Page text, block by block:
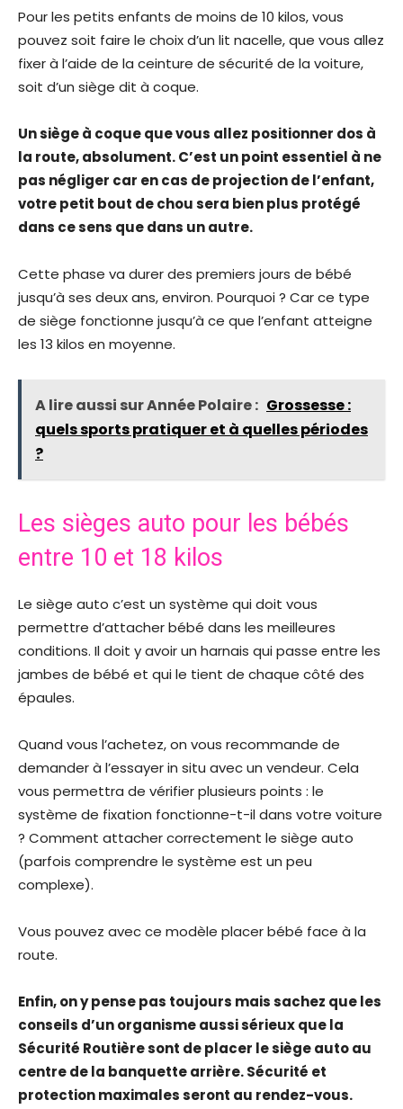
Pour les petits enfants de moins de 10 kilos, vous
pouvez soit faire le choix d’un lit nacelle, que vous allez
fixer à l’aide de la ceinture de sécurité de la voiture,
soit d’un siège dit à coque.
Un siège à coque que vous allez positionner dos à
la route, absolument. C’est un point essentiel à ne
pas négliger car en cas de projection de l’enfant,
votre petit bout de chou sera bien plus protégé
dans ce sens que dans un autre.
Cette phase va durer des premiers jours de bébé
jusqu’à ses deux ans, environ. Pourquoi ? Car ce type
de siège fonctionne jusqu’à ce que l’enfant atteigne
les 13 kilos en moyenne.
A lire aussi sur Année Polaire : Grossesse :
quels sports pratiquer et à quelles périodes
?
Les sièges auto pour les bébés
entre 10 et 18 kilos
Le siège auto c’est un système qui doit vous
permettre d’attacher bébé dans les meilleures
conditions. Il doit y avoir un harnais qui passe entre les
jambes de bébé et qui le tient de chaque côté des
épaules.
Quand vous l’achetez, on vous recommande de
demander à l’essayer in situ avec un vendeur. Cela
vous permettra de vérifier plusieurs points : le
système de fixation fonctionne-t-il dans votre voiture
? Comment attacher correctement le siège auto
(parfois comprendre le système est un peu
complexe).
Vous pouvez avec ce modèle placer bébé face à la
route.
Enfin, on y pense pas toujours mais sachez que les
conseils d’un organisme aussi sérieux que la
Sécurité Routière sont de placer le siège auto au
centre de la banquette arrière. Sécurité et
protection maximales seront au rendez-vous.